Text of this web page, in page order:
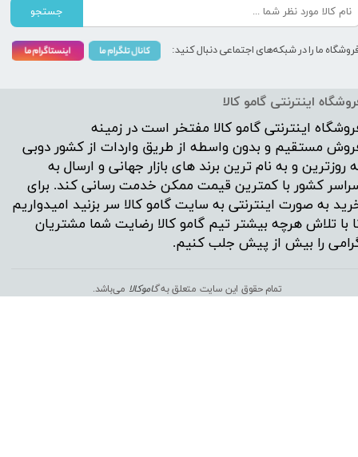
اینترنتی گامو کالا
اینترنتی گامو کالا مفتخر است در زمینه
مستقیم و بدون واسطه از طریق واردات از کشور دوبی
روزترین و به نام ترین برند های بازار جهانی و ارسال به
کشور با کمترین قیمت ممکن خدمت رسانی کند. برای
به صورت اینترنتی به سایت گامو کالا سر بزنید امیدواریم
با تلاش هرچه بیشتر تیم گامو کالا رضایت شما مشتریان
را بیش از پیش جلب کنیم.
تمام حقوق این سایت متعلق بهگاموکالا می‌باشد.
جستجو
ما را در شبکه‌های اجتماعی دنبال کنید: